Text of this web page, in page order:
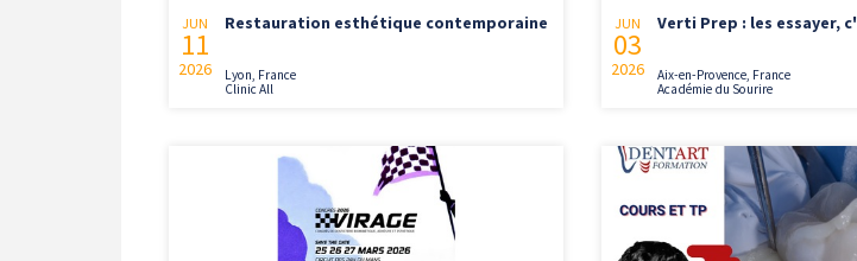
JUN
11
2026
Restauration esthétique contemporaine
Lyon, France
Clinic All
JUN
03
2026
Verti Prep : les essayer,
Aix-en-Provence, France
Académie du Sourire